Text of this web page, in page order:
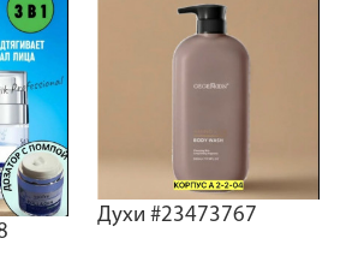
Духи #23473767